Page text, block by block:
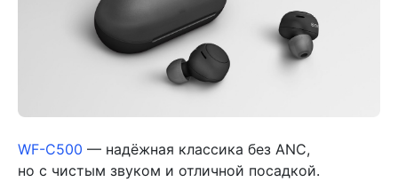
WF-C500 — надёжная классика без ANC,
но с чистым звуком и отличной посадкой.